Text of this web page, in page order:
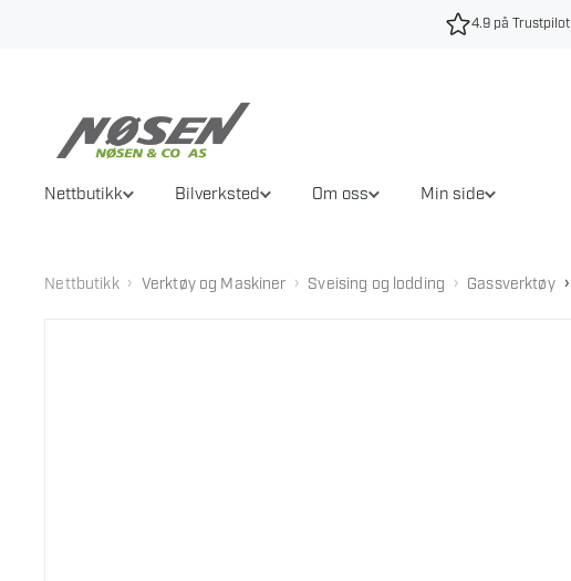
4.9 på Trustpilot
Nettbutikk Bilverksted Om oss Min side
Nettbutikk › Verktøy og Maskiner › Sveising og lodding › Gassverktøy ›